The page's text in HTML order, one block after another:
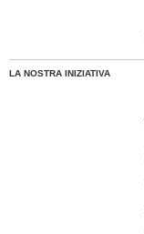
LA NOSTRA INIZIATIVA